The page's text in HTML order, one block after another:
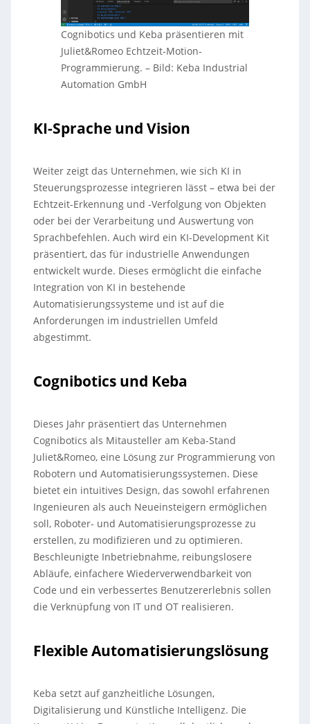
Cognibotics und Keba präsentieren mit
Juliet&Romeo Echtzeit-Motion-
Programmierung. – Bild: Keba Industrial
Automation GmbH
KI-Sprache und Vision
Weiter zeigt das Unternehmen, wie sich KI in
Steuerungsprozesse integrieren lässt – etwa bei der
Echtzeit-Erkennung und -Verfolgung von Objekten
oder bei der Verarbeitung und Auswertung von
Sprachbefehlen. Auch wird ein KI-Development Kit
präsentiert, das für industrielle Anwendungen
entwickelt wurde. Dieses ermöglicht die einfache
Integration von KI in bestehende
Automatisierungssysteme und ist auf die
Anforderungen im industriellen Umfeld
abgestimmt.
Cognibotics und Keba
Dieses Jahr präsentiert das Unternehmen
Cognibotics als Mitausteller am Keba-Stand
Juliet&Romeo, eine Lösung zur Programmierung von
Robotern und Automatisierungssystemen. Diese
bietet ein intuitives Design, das sowohl erfahrenen
Ingenieuren als auch Neueinsteigern ermöglichen
soll, Roboter- und Automatisierungsprozesse zu
erstellen, zu modifizieren und zu optimieren.
Beschleunigte Inbetriebnahme, reibungslosere
Abläufe, einfachere Wiederverwendbarkeit von
Code und ein verbessertes Benutzererlebnis sollen
die Verknüpfung von IT und OT realisieren.
Flexible Automatisierungslösung
Keba setzt auf ganzheitliche Lösungen,
Digitalisierung und Künstliche Intelligenz. Die